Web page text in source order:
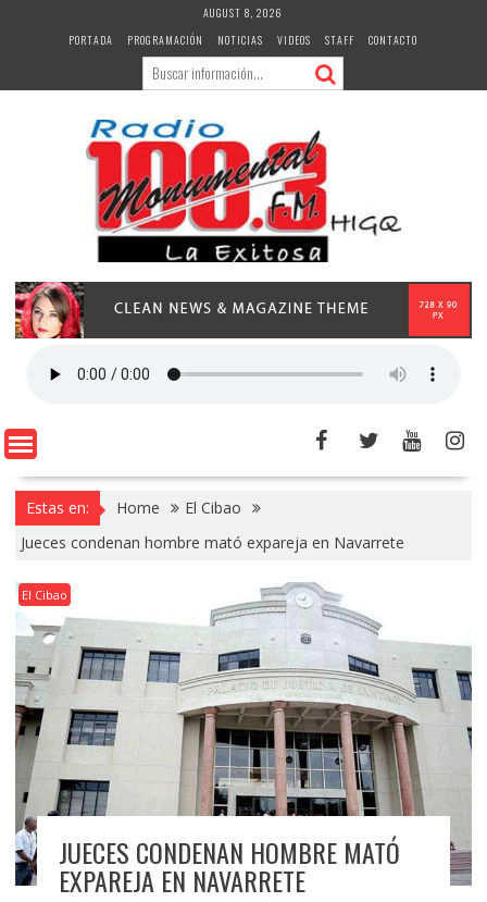
AUGUST 8, 2026
PORTADA
PROGRAMACIÓN NOTICIAS VIDEOS STAFF CONTACTO
Estas en: Home
El Cibao
Jueces condenan hombre mató expareja en Navarrete
El Cibao
JUECES CONDENAN HOMBRE MATÓ
EXPAREJA EN NAVARRETE